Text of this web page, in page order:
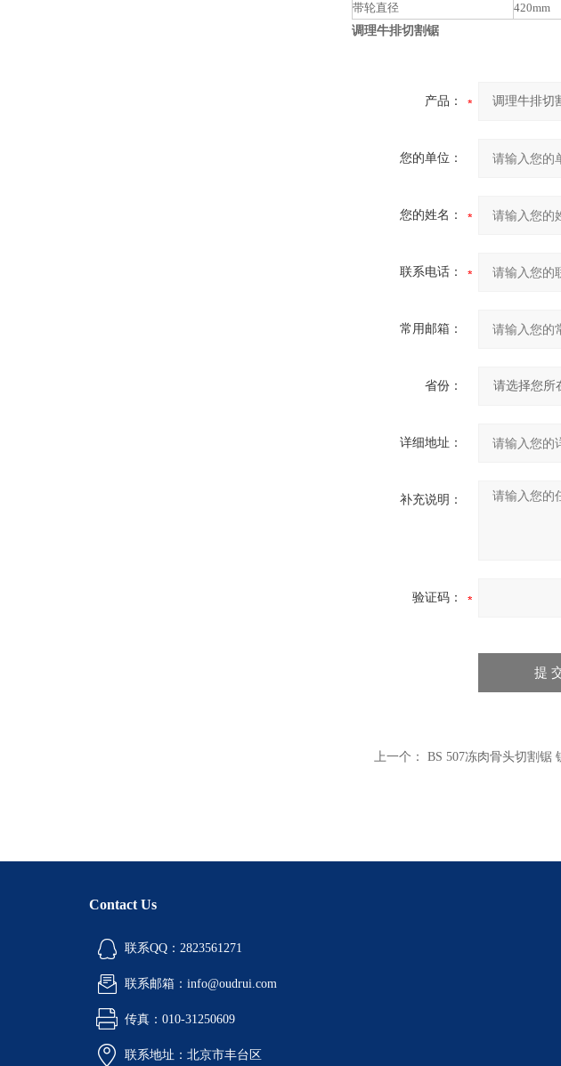
带轮直径
420mm
调理牛排切割锯
产品：
您的单位：
您的姓名：
联系电话：
常用邮箱：
省份：
详细地址：
补充说明：
验证码：
上一个： BS 507冻肉骨头切割锯
Contact Us
联系QQ：2823561271
联系邮箱：info@oudrui.com
传真：010-31250609
联系地址：北京市丰台区